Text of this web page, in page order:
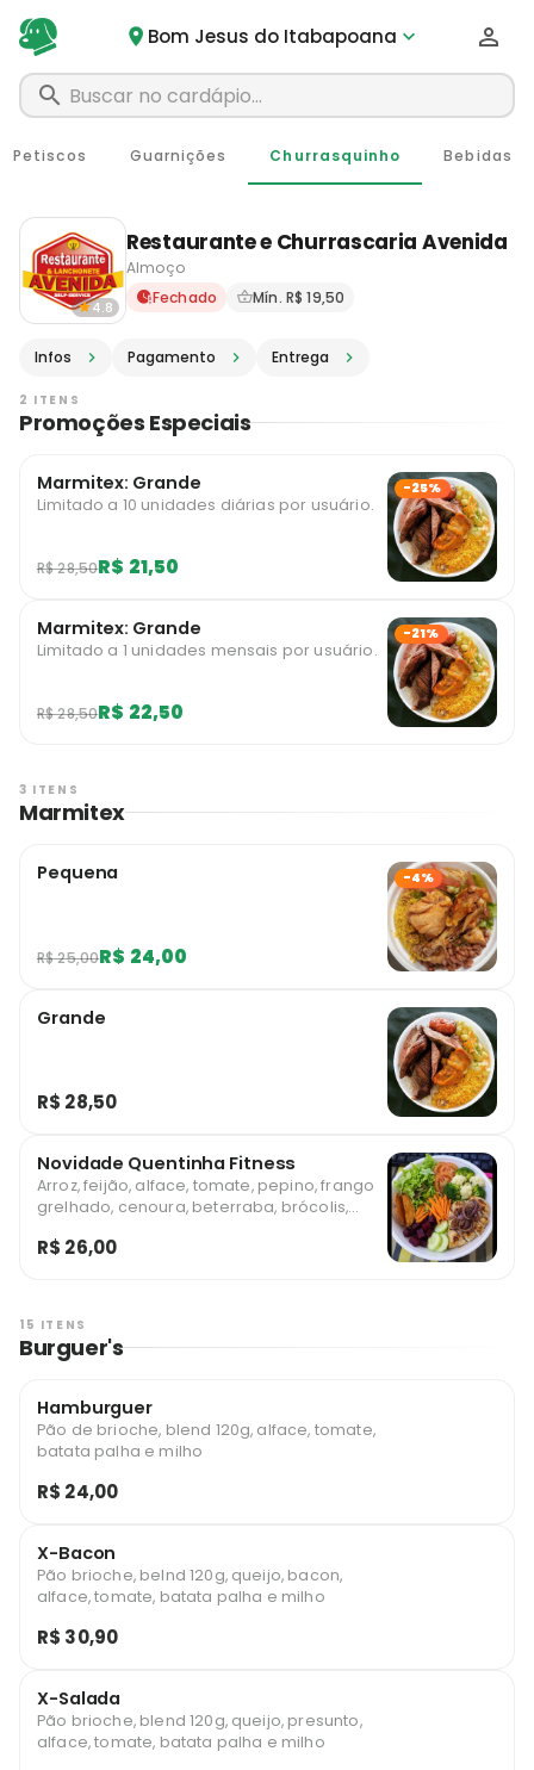
Bom Jesus do Itabapoana
4.8
Restaurante e Churrascaria Avenida
Almoço
Delivery em Bom Jesus
Fechado Mín. R$ 19,50
Infos Pagamento Entrega
Petiscos Guarnições Churrasquinho Bebidas
2 ITENS
Promoções Especiais
Marmitex: Grande
Limitado a 10 unidades diárias por usuário.
R$ 28,50R$ 21,50
-25%
Marmitex: Grande
Limitado a 1 unidades mensais por usuário.
R$ 28,50R$ 22,50
-21%
3 ITENS
Marmitex
Pequena
R$ 25,00R$ 24,00
-4%
Grande
R$ 28,50
Novidade Quentinha Fitness
Arroz, feijão, alface, tomate, pepino, frango
grelhado, cenoura, beterraba, brócolis,
R$ 26,00
15 ITENS
Burguer's
Hamburguer
Pão de brioche, blend 120g, alface, tomate,
batata palha e milho
R$ 24,00
X-Bacon
Pão brioche, belnd 120g, queijo, bacon,
alface, tomate, batata palha e milho
R$ 30,90
X-Salada
Pão brioche, blend 120g, queijo, presunto,
alface, tomate, batata palha e milho